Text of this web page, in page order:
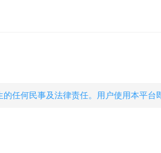
任何民事及法律责任。用户使用本平